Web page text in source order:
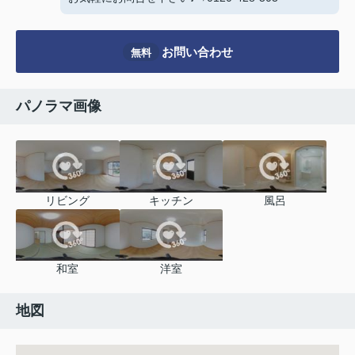
無料 お問い合わせ
パノラマ画像
リビング キッチン 風呂
和室 洋室
地図